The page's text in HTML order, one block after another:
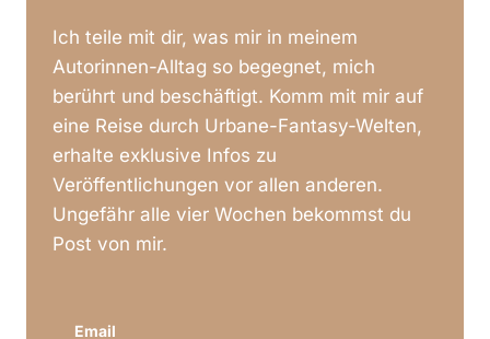
Ich teile mit dir, was mir in meinem
Autorinnen-Alltag so begegnet, mich
berührt und beschäftigt. Komm mit mir auf
eine Reise durch Urbane-Fantasy-Welten,
erhalte exklusive Infos zu
Veröffentlichungen vor allen anderen.
Ungefähr alle vier Wochen bekommst du
Post von mir.
Email